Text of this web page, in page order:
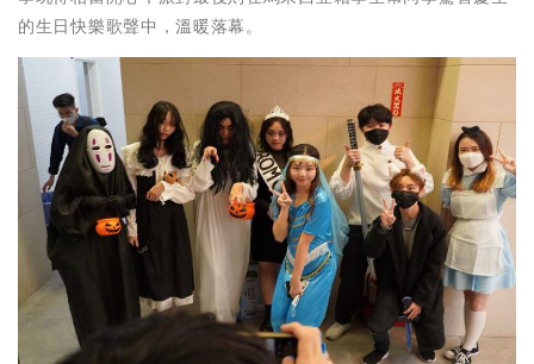
的生日快樂歌聲中，溫暖落幕。